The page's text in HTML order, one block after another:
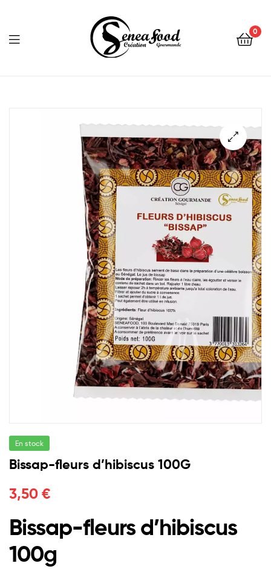
0
🔍
En stock
Bissap-fleurs d’hibiscus 100G
3,50 €
Bissap-fleurs d’hibiscus
100g